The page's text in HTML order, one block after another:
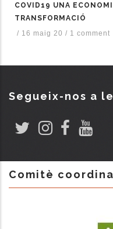
COVID19 UNA
TRANSFORMACIÓ
/ 16 maig 20 / 1 comment
Segueix-nos a
Comitè